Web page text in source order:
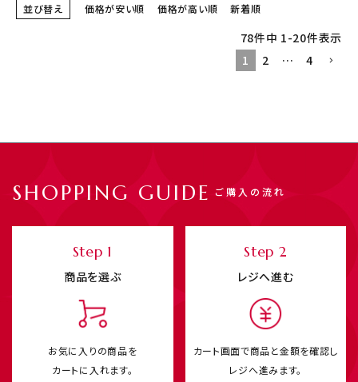
並び替え 価格が安い順 価格が高い順 新着順
78件中 1-20件表示
1
2 … 4
SHOPPING GUIDE ご購入の流れ
Step 1
商品を選ぶ
お気に入りの商品を
カートに入れます。
Step 2
レジへ進む
カート画面で商品と金額を確認し
レジへ進みます。